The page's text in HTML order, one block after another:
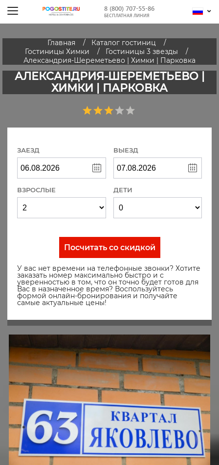
8 (800) 707-55-86
БЕСПЛАТНАЯ ЛИНИЯ
Главная
Каталог гостиниц
Гостиницы Химки
Гостиницы 3 звезды
Александрия-Шереметьево | Химки | Парковка
АЛЕКСАНДРИЯ-ШЕРЕМЕТЬЕВО |
ХИМКИ | ПАРКОВКА
ЗАЕЗД ВЫЕЗД
ВЗРОСЛЫЕ ДЕТИ
Посчитать со скидкой
У вас нет времени на телефонные звонки? Хотите
заказать номер максимально быстро и с
уверенностью в том, что он точно будет готов для
Вас в назначенное время? Воспользуйтесь
формой онлайн-бронирования и получайте
самые актуальные цены!